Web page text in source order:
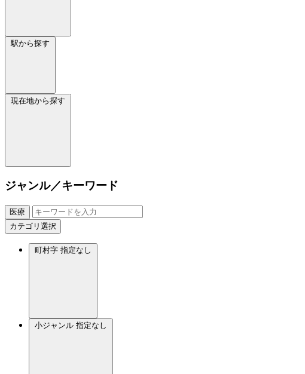
駅から探す
現在地から探す
ジャンル／キーワード
医療
カテゴリ選択
町村字 指定なし
小ジャンル 指定なし